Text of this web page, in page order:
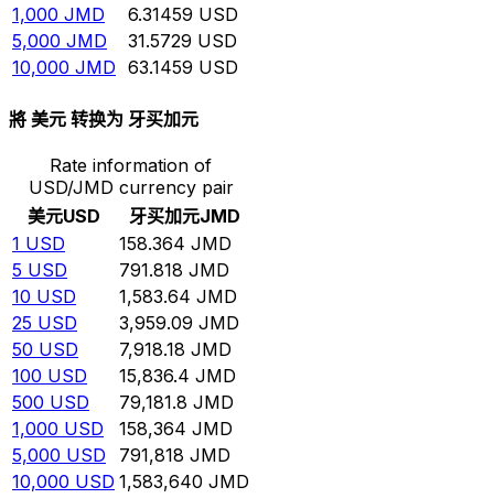
1,000 JMD 6.31459 USD
5,000 JMD 31.5729 USD
10,000 JMD 63.1459 USD
將 美元 转换为 牙买加元
Rate information of
USD/JMD currency pair
美元USD 牙买加元JMD
1 USD 158.364 JMD
5 USD 791.818 JMD
10 USD 1,583.64 JMD
25 USD 3,959.09 JMD
50 USD 7,918.18 JMD
100 USD 15,836.4 JMD
500 USD 79,181.8 JMD
1,000 USD 158,364 JMD
5,000 USD 791,818 JMD
10,000 USD 1,583,640 JMD